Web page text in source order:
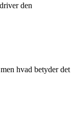
den
hvad betyder det